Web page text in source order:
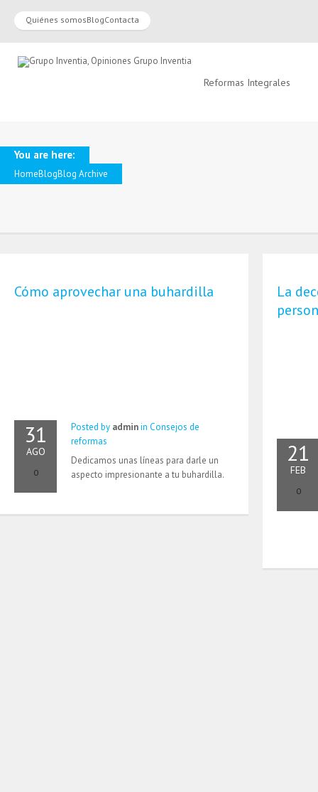
Quiénes somosBlogContacta
Reformas Integrales
You are here:
HomeBlogBlog Archive
Cómo aprovechar una buhardilla
31
AGO
0
Posted by adminin Consejos de
reformas
Dedicamos unas líneas para darle un
aspecto impresionante a tu buhardilla.
La
21
FEB
0